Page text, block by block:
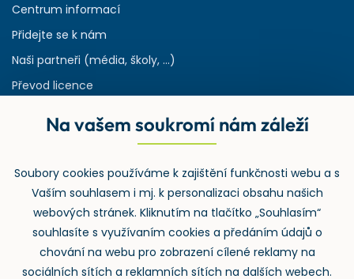
Centrum informací
Přidejte se k nám
Naši partneři (média, školy, ...)
Převod licence
Rejstřík používaných zkratek v odpadech
Zpětný odběr
Na vašem soukromí nám záleží
Soubory cookies používáme k zajištění funkčnosti webu a s
Vaším souhlasem i mj. k personalizaci obsahu našich
webových stránek. Kliknutím na tlačítko „Souhlasím“
souhlasíte s využívaním cookies a předáním údajů o
chování na webu pro zobrazení cílené reklamy na
sociálních sítích a reklamních sítích na dalších webech.